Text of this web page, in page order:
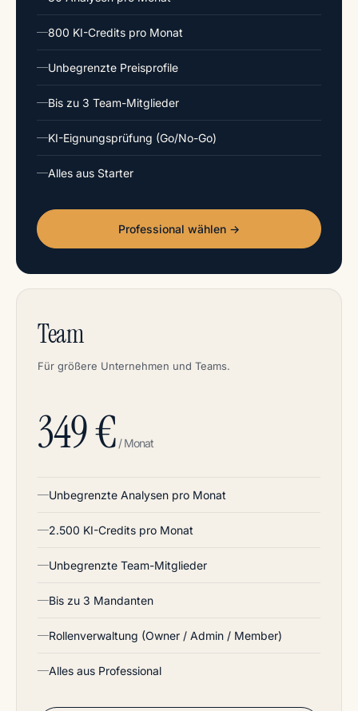
800 KI-Credits pro Monat
Unbegrenzte Preisprofile
Bis zu 3 Team-Mitglieder
KI-Eignungsprüfung (Go/No-Go)
Alles aus Starter
Professional wählen →
Team
Für größere Unternehmen und Teams.
349 € / Monat
Unbegrenzte Analysen pro Monat
2.500 KI-Credits pro Monat
Unbegrenzte Team-Mitglieder
Bis zu 3 Mandanten
Rollenverwaltung (Owner / Admin / Member)
Alles aus Professional